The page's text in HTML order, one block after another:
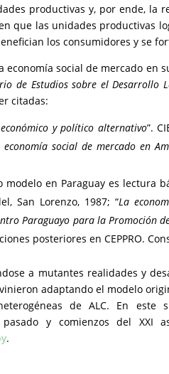
productivas y, por ende, la
que las unidades productivas
los consumidores y se
economía social de mercado en
de Estudios sobre el Desarrollo
citadas:
y político alternativo”.
social de mercado en
en Paraguay es lectura
San Lorenzo, 1987; “La
Paraguayo para la Promoción
posteriores en CEPPRO.
a mutantes realidades y
adaptando el modelo
de ALC. En este
y comienzos del XXI
.